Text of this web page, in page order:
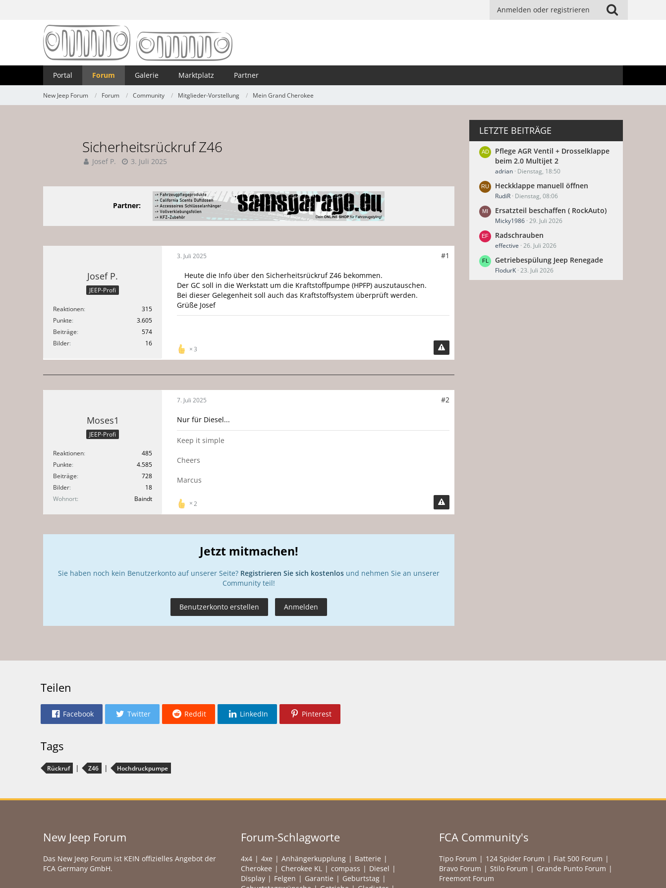
Anmelden oder registrieren
Portal Forum Galerie Marktplatz Partner
New Jeep Forum Forum Community Mitglieder-Vorstellung Mein Grand Cherokee
Sicherheitsrückruf Z46
Josef P. 3. Juli 2025
Partner:
Josef P.
JEEP-Profi
Reaktionen
315
Punkte
3.605
Beiträge
574
Bilder
16
3. Juli 2025 #1
Heute die Info über den Sicherheitsrückruf Z46 bekommen.
Der GC soll in die Werkstatt um die Kraftstoffpumpe (HPFP) auszutauschen.
Bei dieser Gelegenheit soll auch das Kraftstoffsystem überprüft werden.
Grüße Josef
3
Moses1
JEEP-Profi
Reaktionen
485
Punkte
4.585
Beiträge
728
Bilder
18
Wohnort
Baindt
7. Juli 2025 #2
Nur für Diesel...
Keep it simple
Cheers
Marcus
2
Jetzt mitmachen!
Sie haben noch kein Benutzerkonto auf unserer Seite? Registrieren Sie sich kostenlos und nehmen Sie an unserer
Community teil!
Benutzerkonto erstellen Anmelden
LETZTE BEITRÄGE
Pflege AGR Ventil + Drosselklappe
beim 2.0 Multijet 2
adrian Dienstag, 18:50
Heckklappe manuell öffnen
RudiR Dienstag, 08:06
Ersatzteil beschaffen ( RockAuto)
Micky1986 29. Juli 2026
Radschrauben
effective 26. Juli 2026
Getriebespülung Jeep Renegade
FlodurK 23. Juli 2026
Teilen
Facebook Twitter Reddit LinkedIn Pinterest
Tags
Rückruf Z46 Hochdruckpumpe
New Jeep Forum
Das New Jeep Forum ist KEIN offizielles Angebot der
FCA Germany GmbH.
Forum-Schlagworte
4x4 4xe Anhängerkupplung
Batterie
Cherokee
Cherokee KL compass
Diesel
Display
Felgen Garantie
Geburtstag
FCA Community's
Tipo Forum 124 Spider Forum
Fiat 500 Forum
Bravo Forum
Stilo Forum
Grande Punto Forum
Freemont Forum